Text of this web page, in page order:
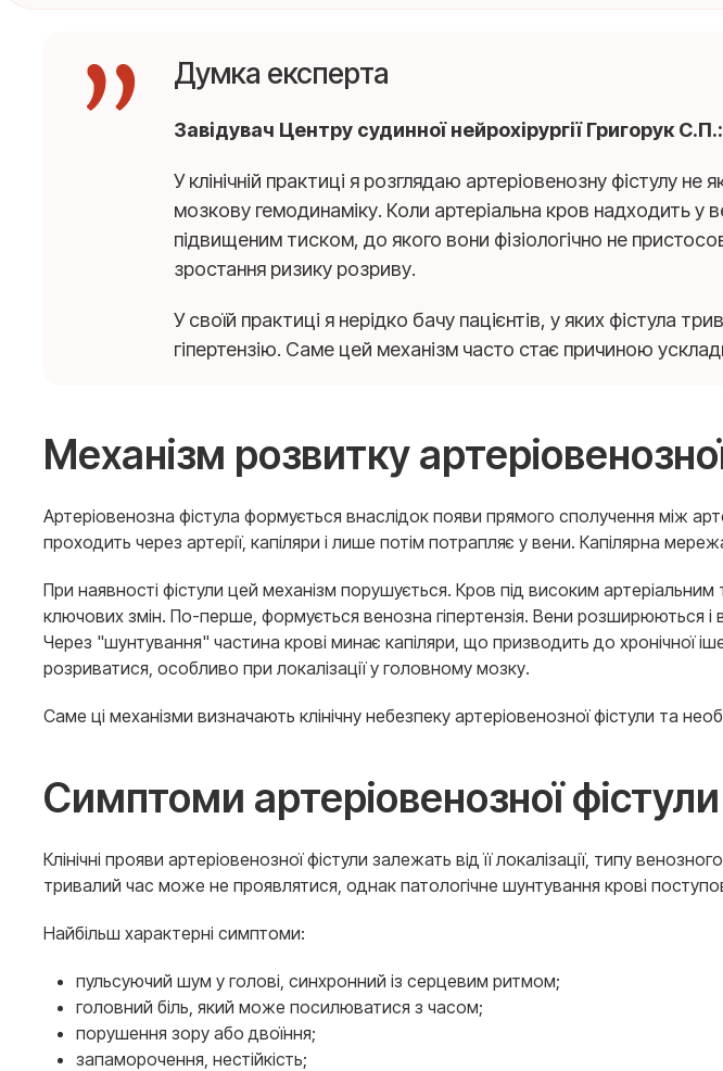
Думка експерта
Завідувач Центру судинної нейрохірургії Григорук С.П.:
У клінічній практиці я розглядаю артеріовенозну фістулу
мозкову гемодинаміку. Коли артеріальна кров надходить у
підвищеним тиском, до якого вони фізіологічно не
зростання ризику розриву.
У своїй практиці я нерідко бачу пацієнтів, у яких фістула
гіпертензію. Саме цей механізм часто стає причиною
Механізм розвитку
Артеріовенозна фістула формується внаслідок появи прямого сполучення між
проходить через артерії, капіляри і лише потім потрапляє у вени. Капілярна
При наявності фістули цей механізм порушується. Кров під високим
ключових змін. По-перше, формується венозна гіпертензія. Вени розширюються
Через "шунтування" частина крові минає капіляри, що призводить до хронічної
розриватися, особливо при локалізації у головному мозку.
Саме ці механізми визначають клінічну небезпеку артеріовенозної фістули та
Симптоми артеріовенозної фістули
Клінічні прояви артеріовенозної фістули залежать від її локалізації, типу
тривалий час може не проявлятися, однак патологічне шунтування крові
Найбільш характерні симптоми:
пульсуючий шум у голові, синхронний із серцевим ритмом;
головний біль, який може посилюватися з часом;
порушення зору або двоїння;
запаморочення, нестійкість;